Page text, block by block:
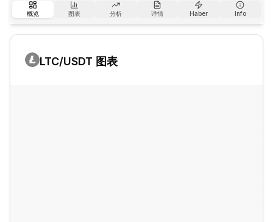
概览 图表 分析 详情 Haber Info
LTC/USDT 图表